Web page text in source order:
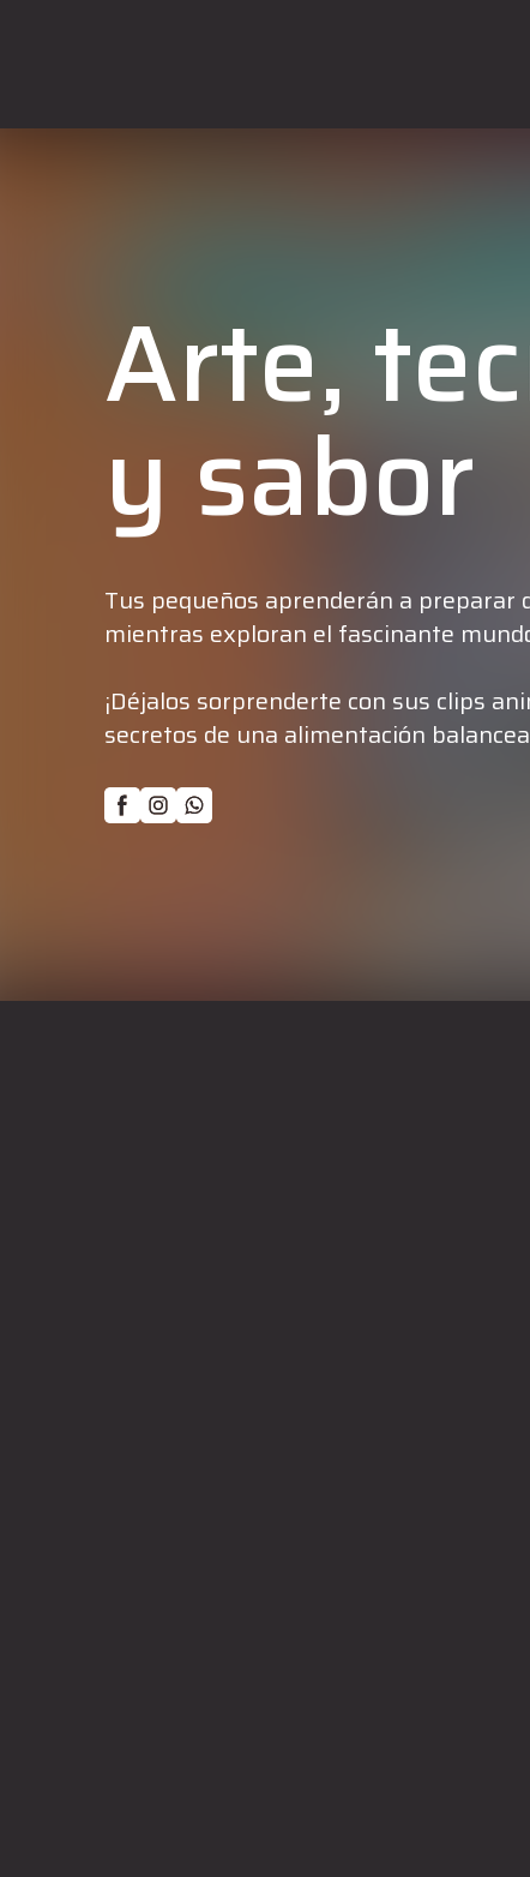
Arte,
y sabor
Tus pequeños aprenderán a preparar
mientras exploran el fascinante
¡Déjalos sorprenderte con sus clips
secretos de una alimentación